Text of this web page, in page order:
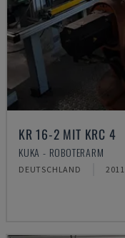
KR 16-2 MIT KRC 4
KUKA - ROBOTERARM
DEUTSCHLAND 2011